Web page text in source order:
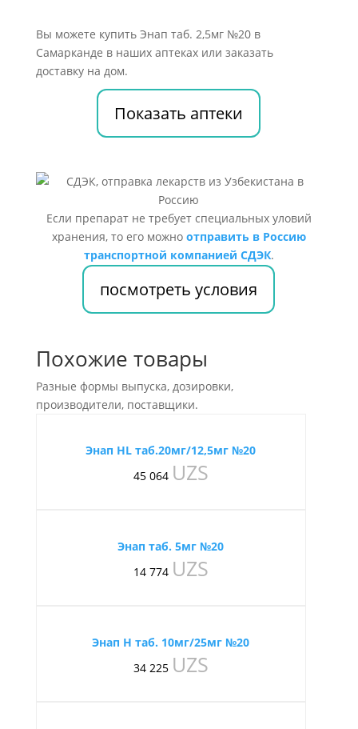
Вы можете купить Энап таб. 2,5мг №20 в
Самарканде в наших аптеках или заказать
доставку на дом.
Показать аптеки
Если препарат не требует специальных уловий
хранения, то его можно отправить в Россию
транспортной компанией СДЭК.
посмотреть условия
Похожие товары
Разные формы выпуска, дозировки,
производители, поставщики.
Энап HL таб.20мг/12,5мг №20
45 064 UZS
Энап таб. 5мг №20
14 774 UZS
Энап Н таб. 10мг/25мг №20
34 225 UZS